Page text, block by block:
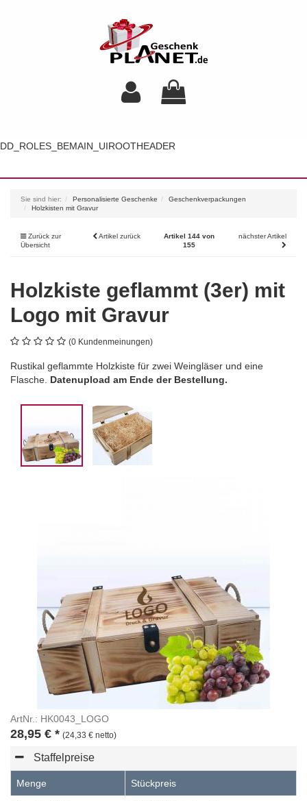
DD_ROLES_BEMAIN_UIROOTHEADER
Sie sind hier: Personalisierte Geschenke
Geschenkverpackungen
Holzkisten mit Gravur
Zurück zur
Übersicht
Artikel zurück
Artikel 144 von
155
nächster Artikel
Holzkiste geflammt (3er) mit
Logo mit Gravur
(0 Kundenmeinungen)
Rustikal geflammte Holzkiste für zwei Weingläser und eine
Flasche. Datenupload am Ende der Bestellung.
ArtNr.: HK0043_LOGO
28,95 € * (24,33 € netto)
Staffelpreise
Menge Stückpreis